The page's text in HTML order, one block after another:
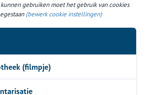
gebruiken moet het gebruik van cookies
(bewerk cookie instellingen)
(filmpje)